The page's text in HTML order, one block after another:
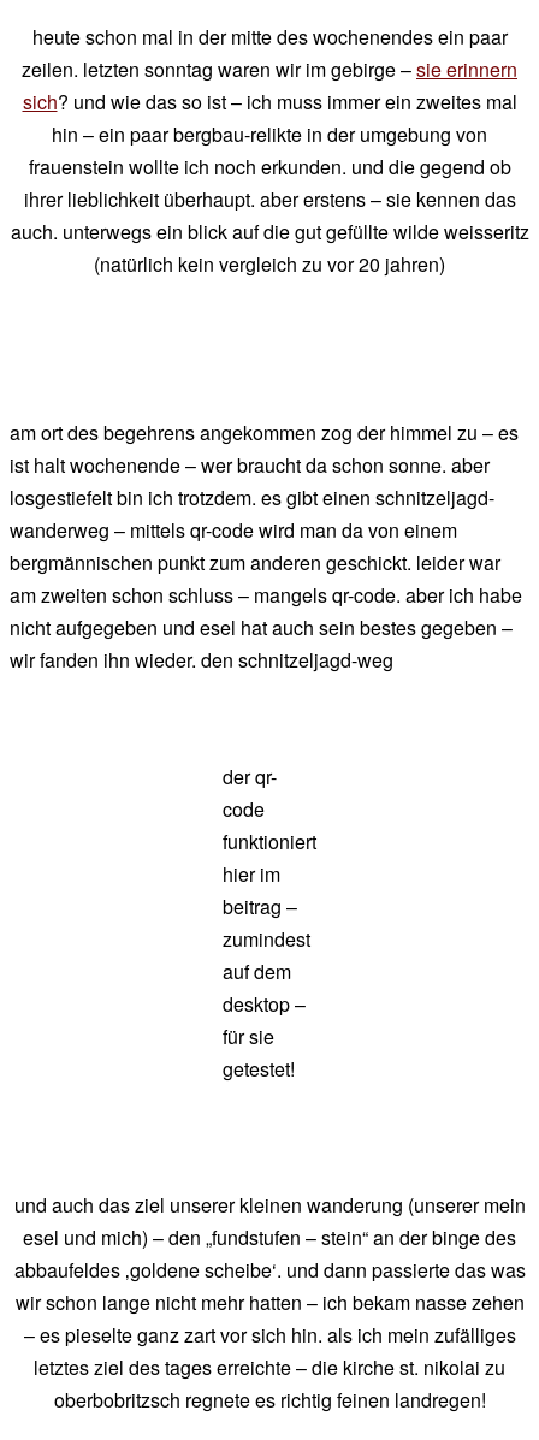
chef
heute schon mal in der mitte des wochenendes ein paar
zeilen. letzten sonntag waren wir im gebirge –sie erinnern
sich? und wie das so ist – ich muss immer ein zweites mal
hin – ein paar bergbau-relikte in der umgebung von
frauenstein wollte ich noch erkunden. und die gegend ob
ihrer lieblichkeit überhaupt. aber erstens – sie kennen das
auch. unterwegs ein blick auf die gut gefüllte wilde weisseritz
(natürlich kein vergleich zu vor 20 jahren)
am ort des begehrens angekommen zog der himmel zu – es
ist halt wochenende – wer braucht da schon sonne. aber
losgestiefelt bin ich trotzdem. es gibt einen schnitzeljagd-
wanderweg – mittels qr-code wird man da von einem
bergmännischen punkt zum anderen geschickt. leider war
am zweiten schon schluss – mangels qr-code. aber ich habe
nicht aufgegeben und esel hat auch sein bestes gegeben –
wir fanden ihn wieder. den schnitzeljagd-weg
der qr-
code
funktioniert
hier im
beitrag –
zumindest
auf dem
desktop –
für sie
getestet!
und auch das ziel unserer kleinen wanderung (unserer mein
esel und mich) – den „fundstufen – stein“ an der binge des
abbaufeldes ‚goldene scheibe‘. und dann passierte das was
wir schon lange nicht mehr hatten – ich bekam nasse zehen
– es pieselte ganz zart vor sich hin. als ich mein zufälliges
letztes ziel des tages erreichte – die kirche st. nikolai zu
oberbobritzsch regnete es richtig feinen landregen!